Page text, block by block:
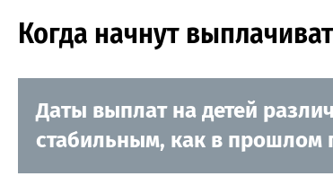
Когда начнут
Даты выплат на детей
стабильным, как в прошлом